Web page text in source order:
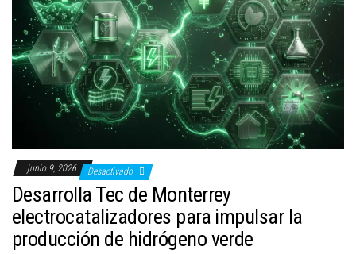
junio 9, 2026 Desactivado
Desarrolla Tec de Monterrey
electrocatalizadores para impulsar la
producción de hidrógeno verde